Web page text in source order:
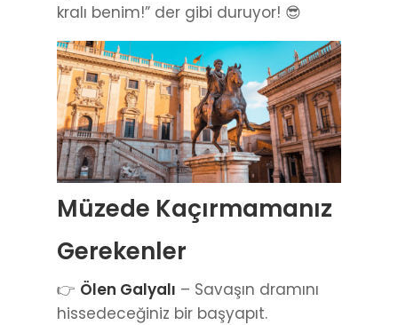
kralı benim!” der gibi duruyor! 😎
Müzede Kaçırmamanız
Gerekenler
👉 Ölen Galyalı – Savaşın dramını
hissedeceğiniz bir başyapıt.